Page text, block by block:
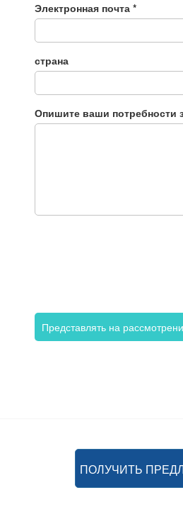
Электронная почта *
страна
Опишите ваши потребности
Представлять на
ПОЛУЧИТЬ